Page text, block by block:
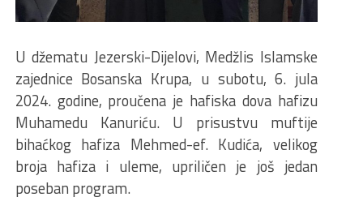
U džematu Jezerski-Dijelovi, Medžlis Islamske
zajednice Bosanska Krupa, u subotu, 6. jula
2024. godine, proučena je hafiska dova hafizu
Muhamedu Kanuriću. U prisustvu muftije
bihaćkog hafiza Mehmed-ef. Kudića, velikog
broja hafiza i uleme, upriličen je još jedan
poseban program.